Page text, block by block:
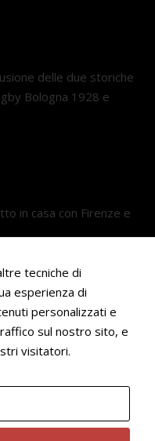
delle due storiche
Bologna 1928 e
in casa con Firenze e
estivo della nazionale
tecniche di
esperienza di
personalizzati e
sul nostro sito, e
visitatori.